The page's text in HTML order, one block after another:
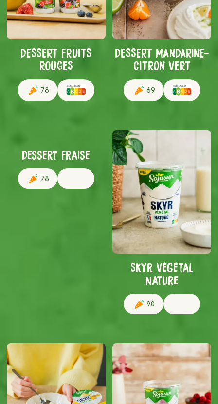
DESSERT FRUITS
ROUGES
78
DESSERT MANDARINE-
CITRON VERT
69
Dessert Fraise
78
Skyr végétal
nature
90